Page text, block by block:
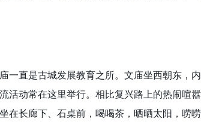
直是古城发展教育之所。文庙坐西朝东，
活动常在这里举行。相比复兴路上的热闹喧
长廊下、石桌前，喝喝茶，晒晒太阳，唠唠